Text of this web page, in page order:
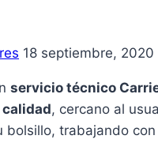
18 septiembre, 2020
servicio técnico
calidad, cercano al
bolsillo, trabajando con